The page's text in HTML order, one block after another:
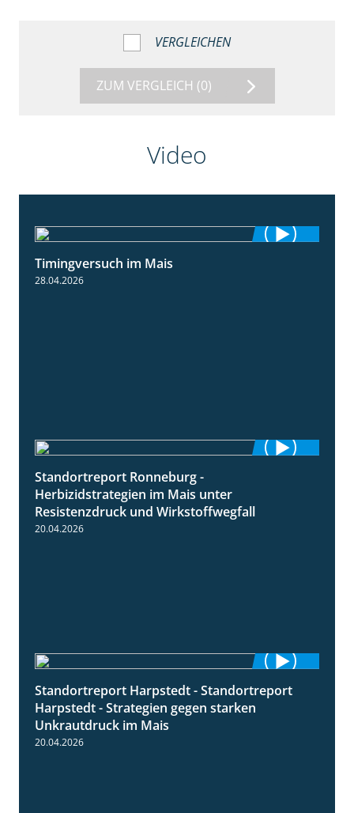
VERGLEICHEN
ZUM VERGLEICH (0)
Video
Timingversuch im Mais
28.04.2026
Standortreport Ronneburg -
Herbizidstrategien im Mais unter
Resistenzdruck und Wirkstoffwegfall
20.04.2026
9:11
Standortreport Harpstedt - Standortreport
Harpstedt - Strategien gegen starken
Unkrautdruck im Mais
20.04.2026